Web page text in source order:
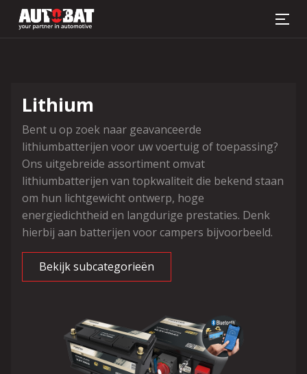
Lithium
Bent u op zoek naar geavanceerde
lithiumbatterijen voor uw voertuig of toepassing?
Ons uitgebreide assortiment omvat
lithiumbatterijen van topkwaliteit die bekend staan
om hun lichtgewicht ontwerp, hoge
energiedichtheid en langdurige prestaties. Denk
hierbij aan batterijen voor campers bijvoorbeeld.
Bekijk subcategorieën